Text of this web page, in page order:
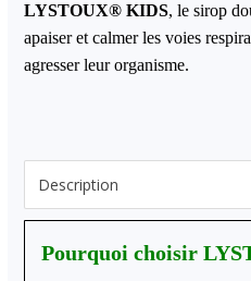
LYSTOUX® KIDS, le sirop
apaiser et calmer les voies
agresser leur organisme.
Pourquoi choisir